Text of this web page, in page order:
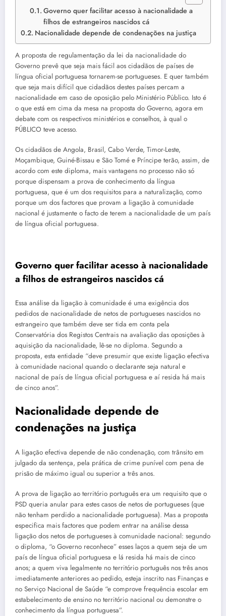
Governo quer facilitar acesso à nacionalidade a
filhos de estrangeiros nascidos cá
Nacionalidade depende de condenações na justiça
A proposta de regulamentação da lei da nacionalidade do
Governo prevê que seja mais fácil aos cidadãos de países de
língua oficial portuguesa tornarem-se portugueses. E quer também
que seja mais difícil que cidadãos destes países percam a
nacionalidade em caso de oposição pelo Ministério Público. Isto é
o que está em cima da mesa na proposta do Governo, agora em
debate com os respectivos ministérios e conselhos, à qual o
PÚBLICO teve acesso.
Os cidadãos de Angola, Brasil, Cabo Verde, Timor-Leste,
Moçambique, Guiné-Bissau e São Tomé e Príncipe terão, assim, de
acordo com este diploma, mais vantagens no processo não só
porque dispensam a prova de conhecimento da língua
portuguesa, que é um dos requisitos para a naturalização, como
porque um dos factores que provam a ligação à comunidade
nacional é justamente o facto de terem a nacionalidade de um país
de língua oficial portuguesa.
Governo quer facilitar acesso à nacionalidade
a filhos de estrangeiros nascidos cá
Essa análise da ligação à comunidade é uma exigência dos
pedidos de nacionalidade de netos de portugueses nascidos no
estrangeiro que também deve ser tida em conta pela
Conservatória dos Registos Centrais na avaliação das oposições à
aquisição da nacionalidade, lê-se no diploma. Segundo a
proposta, esta entidade “deve presumir que existe ligação efectiva
à comunidade nacional quando o declarante seja natural e
nacional de país de língua oficial portuguesa e aí resida há mais
de cinco anos”.
Nacionalidade depende de
condenações na justiça
A ligação efectiva depende de não condenação, com trânsito em
julgado da sentença, pela prática de crime punível com pena de
prisão de máximo igual ou superior a três anos.
A prova de ligação ao território português era um requisito que o
PSD queria anular para estes casos de netos de portugueses (que
não tenham perdido a nacionalidade portuguesa). Mas a proposta
especifica mais factores que podem entrar na análise dessa
ligação dos netos de portugueses à comunidade nacional: segundo
o diploma, “o Governo reconhece” esses laços a quem seja de um
país de língua oficial portuguesa e lá resida há mais de cinco
anos; a quem viva legalmente no território português nos três anos
imediatamente anteriores ao pedido, esteja inscrito nas Finanças e
no Serviço Nacional de Saúde “e comprove frequência escolar em
estabelecimento de ensino no território nacional ou demonstre o
conhecimento da língua portuguesa”.